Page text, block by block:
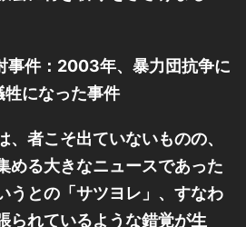
事件：2003年、暴力団抗争に
になった事件
者こそ出ていないものの、
める大きなニュースであった
うとの「サツヨレ」、すなわ
られているような錯覚が生